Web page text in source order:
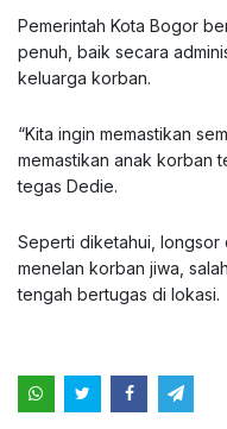
Pemerintah Kota Bogor
penuh, baik secara
keluarga korban.
“Kita ingin memastikan
memastikan anak korban
tegas Dedie.
Seperti diketahui, longsor
menelan korban jiwa,
tengah bertugas di lokasi.